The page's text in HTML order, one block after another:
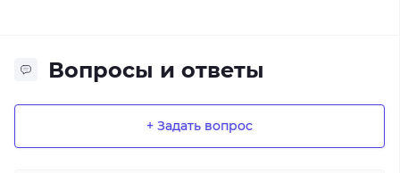
Вопросы и ответы
+ Задать вопрос